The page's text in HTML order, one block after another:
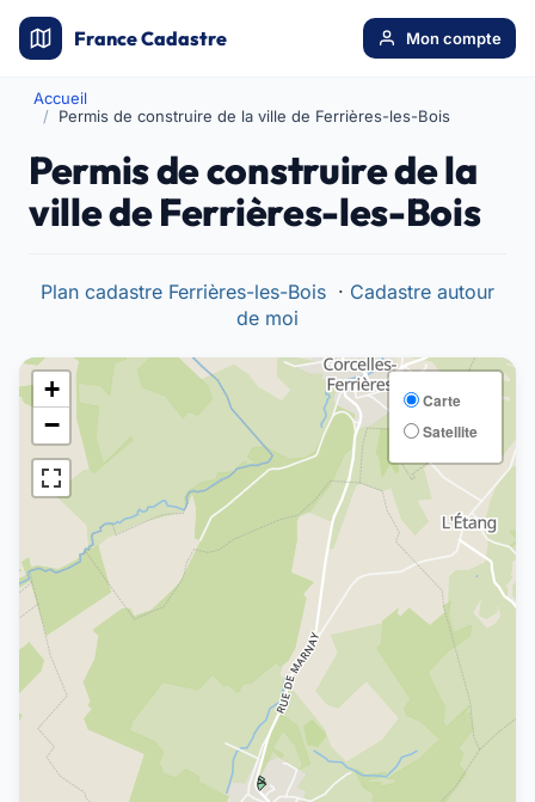
France Cadastre Mon compte
Accueil
Permis de construire de la ville de Ferrières-les-Bois
Permis de construire de la
ville de Ferrières-les-Bois
Plan cadastre Ferrières-les-Bois · Cadastre autour
de moi
+
−
Carte
Satellite